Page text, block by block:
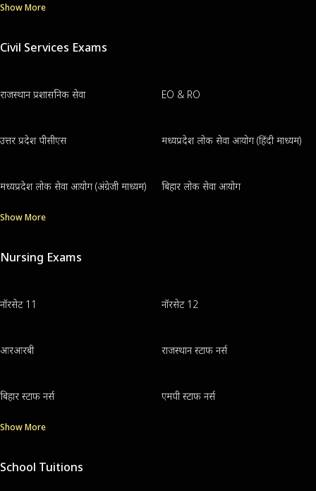
Show More
Civil Services Exams
राजस्थान प्रशासनिक सेवा EO & RO
उत्तर प्रदेश पीसीएस मध्यप्रदेश लोक सेवा आयोग (हिंदी माध्यम)
मध्यप्रदेश लोक सेवा आयोग (अंग्रेजी माध्यम) बिहार लोक सेवा आयोग
Show More
Nursing Exams
नॉरसेट 11 नॉरसेट 12
आरआरबी राजस्थान स्टाफ नर्स
बिहार स्टाफ नर्स एमपी स्टाफ नर्स
Show More
School Tuitions